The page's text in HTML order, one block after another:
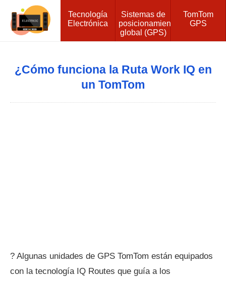
Tecnología
Electrónica
Sistemas de
posicionamiento
global (GPS)
TomTom
GPS
¿Cómo funciona la Ruta Work IQ en
un TomTom
? Algunas unidades de GPS TomTom están equipados
con la tecnología IQ Routes que guía a los